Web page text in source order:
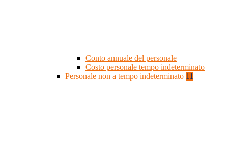
Conto annuale del personale
Costo personale tempo indeterminato
Personale non a tempo indeterminato 11